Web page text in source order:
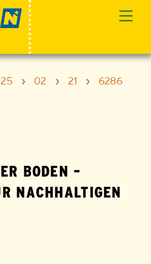
› 02 › 21 › 6286
BODEN –
NACHHALTIGEN